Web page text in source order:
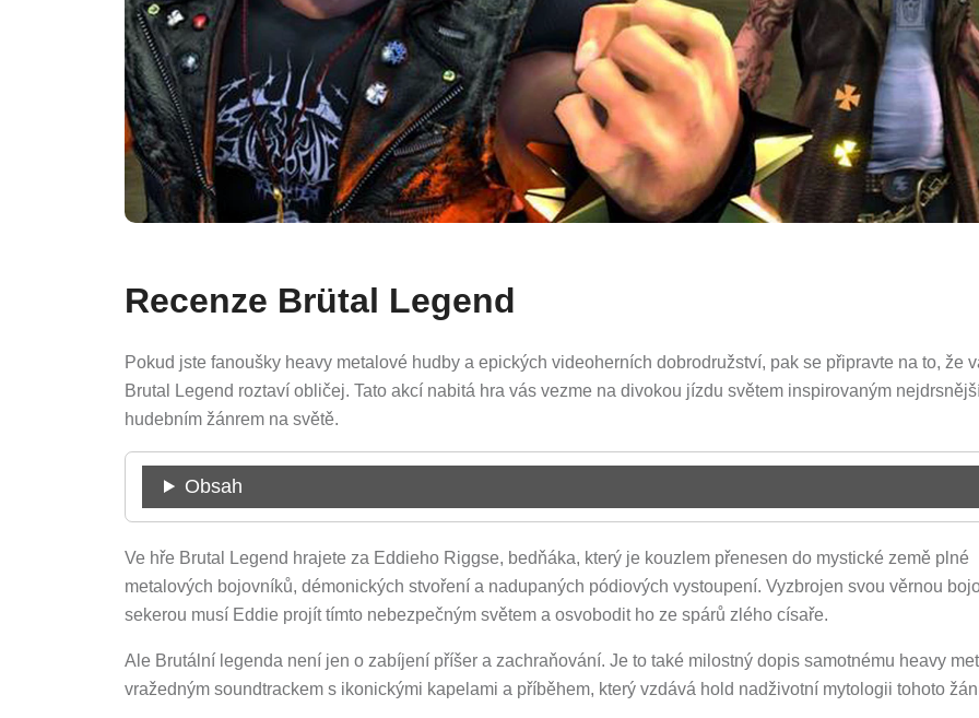
Recenze Brütal Legend
Pokud jste fanoušky heavy metalové hudby a epických videoherních dobrodružství, pak se připravte na to, že
Brutal Legend roztaví obličej. Tato akcí nabitá hra vás vezme na divokou jízdu světem inspirovaným
hudebním žánrem na světě.
Obsah
Ve hře Brutal Legend hrajete za Eddieho Riggse, bedňáka, který je kouzlem přenesen do mystické země plné
metalových bojovníků, démonických stvoření a nadupaných pódiových vystoupení. Vyzbrojen svou věrnou
sekerou musí Eddie projít tímto nebezpečným světem a osvobodit ho ze spárů zlého císaře.
Ale Brutální legenda není jen o zabíjení příšer a zachraňování. Je to také milostný dopis samotnému heavy
vražedným soundtrackem s ikonickými kapelami a příběhem, který vzdává hold nadživotní mytologii tohoto